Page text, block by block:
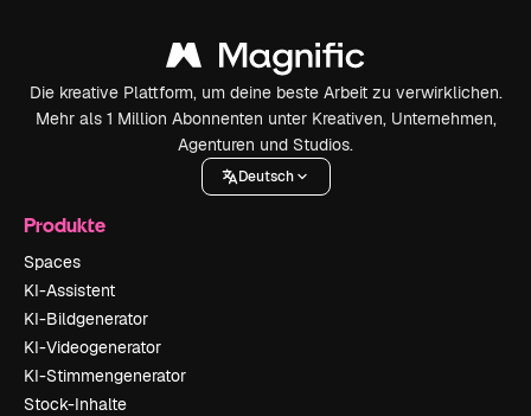
Die kreative Plattform, um deine beste Arbeit zu verwirklichen.
Mehr als 1 Million Abonnenten unter Kreativen, Unternehmen,
Agenturen und Studios.
Deutsch
Produkte
Spaces
KI-Assistent
KI-Bildgenerator
KI-Videogenerator
KI-Stimmengenerator
Stock-Inhalte